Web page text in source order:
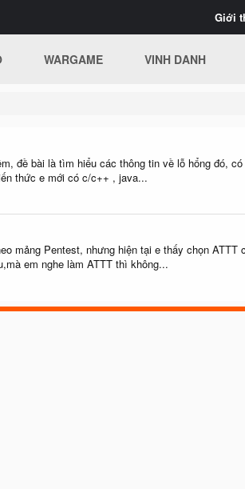
Giới
WARGAME VINH DANH
đề bài là tìm hiểu các thông tin về lỗ hổng đó,
thức e mới có c/c++ , java...
mảng Pentest, nhưng hiện tại e thấy chọn
em nghe làm ATTT thì không...